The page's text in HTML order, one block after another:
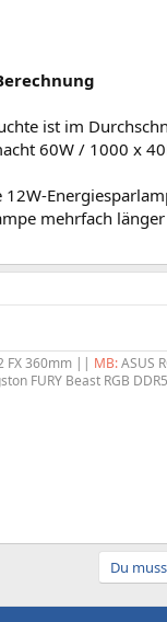
ist im
60W / 1000 x
mehrfach
FX 360mm || MB:ASUS
FURY Beast RGB
Du